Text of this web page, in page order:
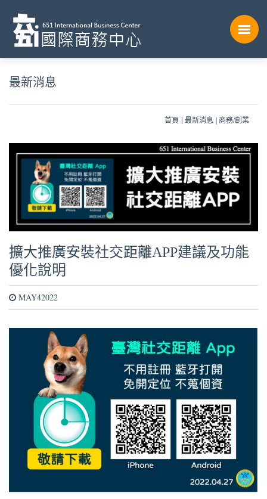
最新消息
首頁 最新消息 商務/創業
擴大推廣安裝社交距離APP建議及功能
優化說明
MAY42022